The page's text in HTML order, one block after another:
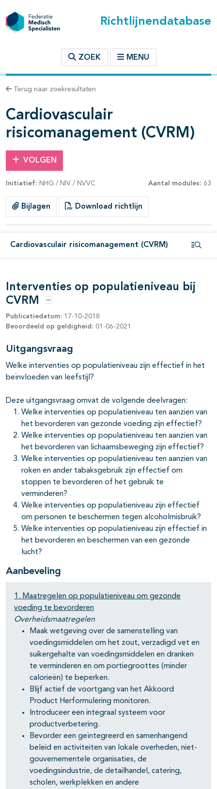
Richtlijnendatabase
ZOEK MENU
Terug naar zoekresultaten
Cardiovasculair
risicomanagement (CVRM)
VOLGEN
Initiatief: NHG / NIV / NVVC Aantal modules: 63
Bijlagen Download richtlijn
Cardiovasculair risicomanagement (CVRM)
binnen deze richtlijn
open- en dichtklappen
open- en dichtklappen
open- en dichtklappen
open- en dichtklappen
Interventies op populatieniveau bij
CVRM
Opties
Publicatiedatum: 17-10-2018
Beoordeeld op geldigheid: 01-06-2021
Uitgangsvraag
Welke interventies op populatieniveau zijn effectief in het
beïnvloeden van leefstijl?
Deze uitgangsvraag omvat de volgende deelvragen:
Welke interventies op populatieniveau ten aanzien van
het bevorderen van gezonde voeding zijn effectief?
Welke interventies op populatieniveau ten aanzien van
het bevorderen van lichaamsbeweging zijn effectief?
Welke interventies op populatieniveau ten aanzien van
roken en ander tabaksgebruik zijn effectief om
stoppen te bevorderen of het gebruik te
verminderen?
Welke interventies op populatieniveau zijn effectief
om personen te beschermen tegen alcoholmisbruik?
Welke interventies op populatieniveau zijn effectief in
het bevorderen en beschermen van een gezonde
lucht?
Aanbeveling
1. Maatregelen op populatieniveau om gezonde
voeding te bevorderen
Overheidsmaatregelen
Maak wetgeving over de samenstelling van
voedingsmiddelen om het zout, verzadigd vet en
suikergehalte van voedingsmiddelen en dranken
te verminderen en om portiegroottes (minder
calorieën) te beperken.
Blijf actief de voortgang van het Akkoord
Product Herformulering monitoren.
Introduceer een integraal systeem voor
productverbetering.
Bevorder een geïntegreerd en samenhangend
beleid en activiteiten van lokale overheden, niet-
gouvernementele organisaties, de
voedingsindustrie, de detailhandel, catering,
scholen, werkplekken en andere